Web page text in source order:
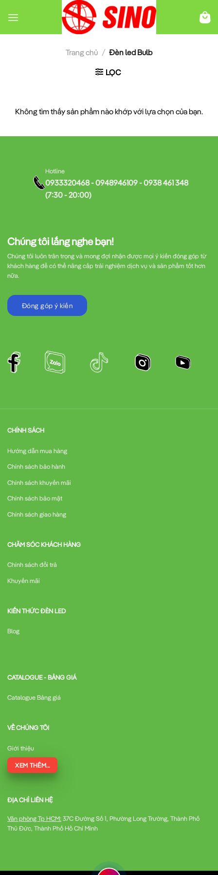
đến
Trang chủ / Đèn led Bulb
LỌC
Không tìm thấy sản phẩm nào khớp với lựa chọn của bạn.
Chúng tôi lắng nghe bạn!
Chúng tôi luôn trân trọng và mong đợi nhận được mọi ý kiến đóng góp từ
khách hàng để có thể nâng cấp trải nghiệm dịch vụ và sản phẩm tốt hơn
nữa.
Đóng góp ý kiến
Hotline
0933320468 - 0948946109 - 0938 461 348
(7:30 - 20:00)
CHÍNH SÁCH
Hướng dẫn mua hàng
Chính sách bảo hành
Chính sách khuyến mãi
Chính sách bảo mật
Chính sách giao hàng
CHĂM SÓC KHÁCH HÀNG
Chính sách đổi trả
Khuyến mãi
KIẾN THỨC ĐÈN LED
Blog
CATALOGUE - BẢNG GIÁ
Catalogue Bảng giá
VỀ CHÚNG TÔI
Giới thiệu
XEM THÊM...
ĐỊA CHỈ LIÊN HỆ
Văn phòng Tp HCM: 37C Đường Số 1, Phường Long Trường, Thành Phố
Thủ Đức, Thành Phố Hồ Chí Minh